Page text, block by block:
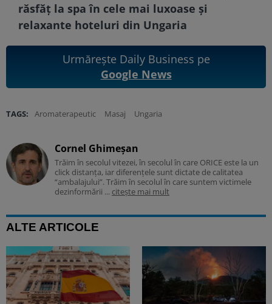
răsfăț la spa în cele mai luxoase și
relaxante hoteluri din Ungaria
Urmărește Daily Business pe
Google News
TAGS: Aromaterapeutic Masaj Ungaria
Cornel Ghimeșan
Trăim în secolul vitezei, în secolul în care ORICE este la un
click distanța, iar diferențele sunt dictate de calitatea
“ambalajului”. Trăim în secolul în care suntem victimele
dezinformării ... citește mai mult
ALTE ARTICOLE